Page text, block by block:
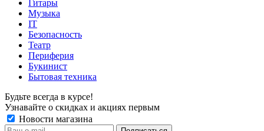
Гитары
Музыка
IT
Безопасность
Театр
Периферия
Букинист
Бытовая техника
Будьте всегда в курсе!
Узнавайте о скидках и акциях первым
Новости магазина